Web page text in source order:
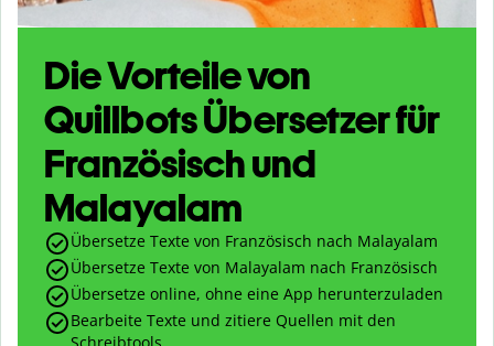
Die Vorteile von
Quillbots Übersetzer für
Französisch und
Malayalam
Übersetze Texte von Französisch nach Malayalam
Übersetze Texte von Malayalam nach Französisch
Übersetze online, ohne eine App herunterzuladen
Bearbeite Texte und zitiere Quellen mit den